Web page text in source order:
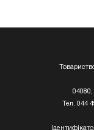
04080,
Тел. 044